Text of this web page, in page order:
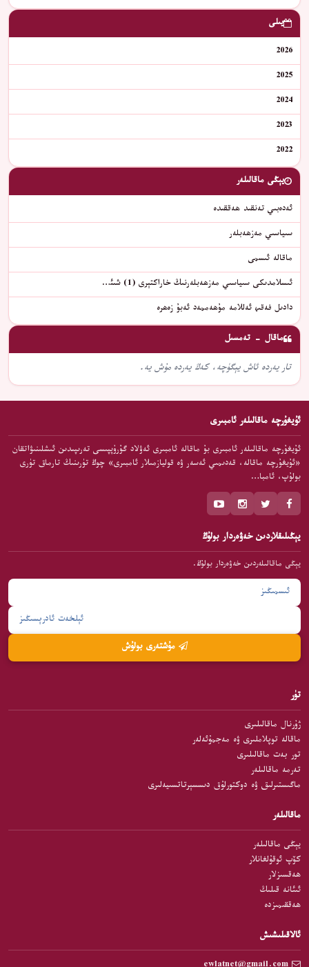
يىلى
2026
2025
2024
2023
2022
يېڭى ماقالىلەر
ئەدەبىي تەنقىد ھەققىدە
سىياسىي مەزھەبلەر
ماقالە ئىسمى
ئىسلامدىكى سىياسىي مەزھەبلەرنىڭ خاراكتېرى (1) شىئ…
دادىل فەقىھ ئەللامە مۇھەممەد ئەبۇ زەھرە
ماقال - تەمسىل
تار يەردە ئاش يېگۈچە، كەڭ يەردە مۇش يە.
ئۇيغۇرچە ماقالىلەر ئامبىرى
ئۇيغۇرچە ماقالىلەر ئامبىرى بۇ ماقالە ئامبىرى ئەۋلاد گۇرۇپپىسى تەرىپىدىن ئىشلىنىۋاتقان
«ئۇيغۇرچە ماقالە، قەدىمىي ئەسەر ۋە قوليازمىلار ئامبىرى» چوڭ تۈرىنىڭ تارماق تۈرى
بولۇپ، ئامبا…
يېڭىلىقلاردىن خەۋەردار بولۇڭ
يېڭى ماقالىلەردىن خەۋەردار بولۇڭ.
تۈر
ژۇرنال ماقالىلىرى
ماقالە توپلاملىرى ۋە مەجمۇئەلەر
تور بەت ماقالىلىرى
تەرمە ماقالىلەر
ماگىستىرلىق ۋە دوكتورلۇق دىسسېرتاتسىيەلىرى
ماقالىلەر
يېڭى ماقالىلەر
كۆپ ئوقۇلغانلار
ھەقسىزلار
ئىئانە قىلىڭ
ھەققىمىزدە
ئالاقىلىشىش